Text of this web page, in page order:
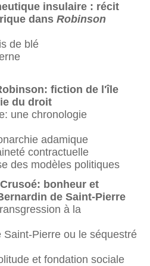
insulaire : récit
dans Robinson
de blé
fiction de l'île
du droit
une chronologie
adamique
contractuelle
des modèles politiques
bonheur et
de Saint-Pierre
à la
Pierre ou le séquestré
et fondation sociale